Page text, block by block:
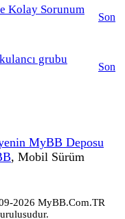
Kolay Sorunum
Son
kulancı grubu
Son
MyBB Deposu
, Mobil Sürüm
2026 MyBB.Com.TR